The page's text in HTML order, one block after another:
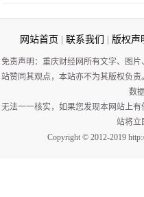
网站首页 联系我们 版权声
免责声明：重庆财经网所有文字、图
站赞同其观点，本站亦不为其版权负
数
无法一一核实，如果您发现本网站上
站将立
Copyright © 2012-2019